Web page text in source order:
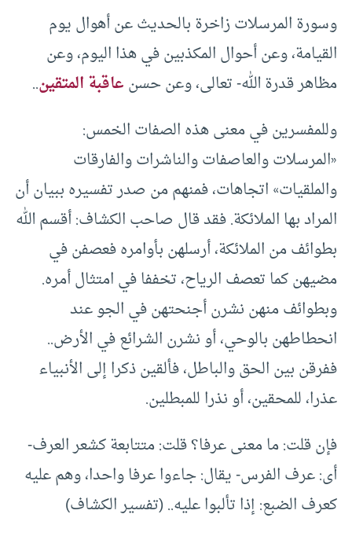
وسورة المرسلات زاخرة بالحديث عن أهوال يوم
القيامة، وعن أحوال المكذبين في هذا اليوم، وعن
مظاهر قدرة الله- تعالى، وعن حسنعاقبة المتقين..
وللمفسرين في معنى هذه الصفات الخمس:
«المرسلات والعاصفات والناشرات والفارقات
والملقيات» اتجاهات، فمنهم من صدر تفسيره ببيان أن
المراد بها الملائكة. فقد قال صاحب الكشاف: أقسم الله
بطوائف من الملائكة، أرسلهن بأوامره فعصفن في
مضيهن كما تعصف الرياح، تخففا في امتثال أمره.
وبطوائف منهن نشرن أجنحتهن في الجو عند
انحطاطهن بالوحي، أو نشرن الشرائع في الأرض..
ففرقن بين الحق والباطل، فألقين ذكرا إلى الأنبياء
عذرا، للمحقين، أو نذرا للمبطلين.
فإن قلت: ما معنى عرفا؟ قلت: متتابعة كشعر العرف-
أى: عرف الفرس- يقال: جاءوا عرفا واحدا، وهم عليه
كعرف الضبع: إذا تألبوا عليه.. (تفسير الكشاف)